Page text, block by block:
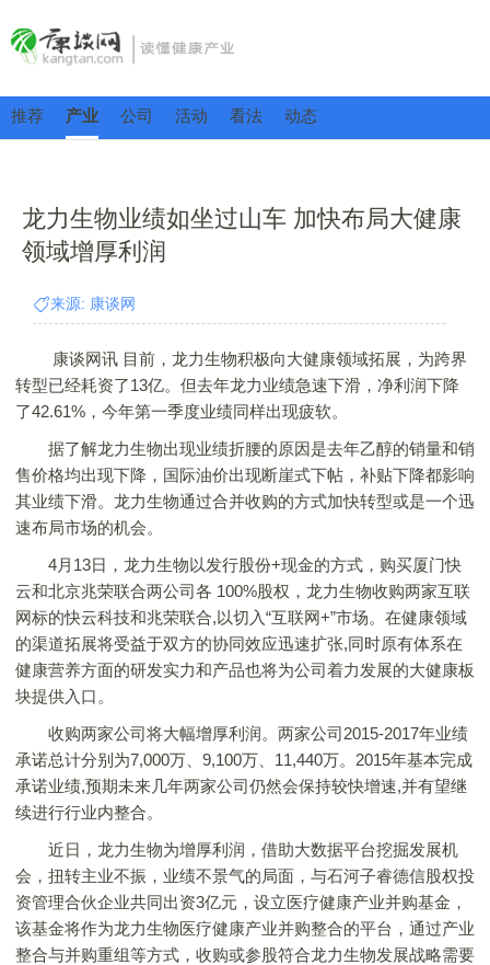
推荐 产业 公司 活动 看法 动态
龙力生物业绩如坐过山车 加快布局大健康
领域增厚利润
来源: 康谈网
康谈网讯 目前，龙力生物积极向大健康领域拓展，为跨界
转型已经耗资了13亿。但去年龙力业绩急速下滑，净利润下降
了42.61%，今年第一季度业绩同样出现疲软。
据了解龙力生物出现业绩折腰的原因是去年乙醇的销量和销
售价格均出现下降，国际油价出现断崖式下帖，补贴下降都影响
其业绩下滑。龙力生物通过合并收购的方式加快转型或是一个迅
速布局市场的机会。
4月13日，龙力生物以发行股份+现金的方式，购买厦门快
云和北京兆荣联合两公司各 100%股权，龙力生物收购两家互联
网标的快云科技和兆荣联合,以切入“互联网+”市场。在健康领域
的渠道拓展将受益于双方的协同效应迅速扩张,同时原有体系在
健康营养方面的研发实力和产品也将为公司着力发展的大健康板
块提供入口。
收购两家公司将大幅增厚利润。两家公司2015-2017年业绩
承诺总计分别为7,000万、9,100万、11,440万。2015年基本完成
承诺业绩,预期未来几年两家公司仍然会保持较快增速,并有望继
续进行行业内整合。
近日，龙力生物为增厚利润，借助大数据平台挖掘发展机
会，扭转主业不振，业绩不景气的局面，与石河子睿德信股权投
资管理合伙企业共同出资3亿元，设立医疗健康产业并购基金，
该基金将作为龙力生物医疗健康产业并购整合的平台，通过产业
整合与并购重组等方式，收购或参股符合龙力生物发展战略需要